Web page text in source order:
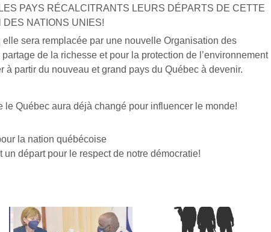
PAYS RÉCALCITRANTS LEURS DÉPARTS DE CETTE
NATIONS UNIES!
sera remplacée par une nouvelle Organisation des
de la richesse et pour la protection de l’environnement
à partir du nouveau et grand pays du Québec à devenir.
le Québec aura déjà changé pour influencer le monde!
la nation québécoise
un départ pour le respect de notre démocratie!